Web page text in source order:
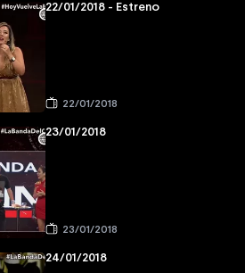
22/01/2018 - Estreno
22/01/2018
23/01/2018
23/01/2018
24/01/2018